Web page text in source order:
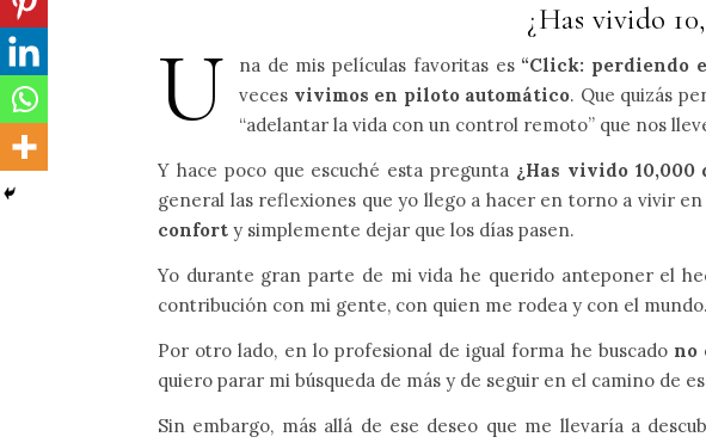
¿Has vivido
U na de mis películas favoritas es“Click: perdiendo
veces vivimos en piloto automático. Que quizás
“adelantar la vida con un control remoto” que nos
Y hace poco que escuché esta pregunta ¿Has vivido 10,000
general las reflexiones que yo llego a hacer en torno a vivir
confort y simplemente dejar que los días pasen.
Yo durante gran parte de mi vida he querido anteponer el
contribución con mi gente, con quien me rodea y con el mundo.
Por otro lado, en lo profesional de igual forma he buscado no
quiero parar mi búsqueda de más y de seguir en el camino de
Sin embargo, más allá de ese deseo que me llevaría a